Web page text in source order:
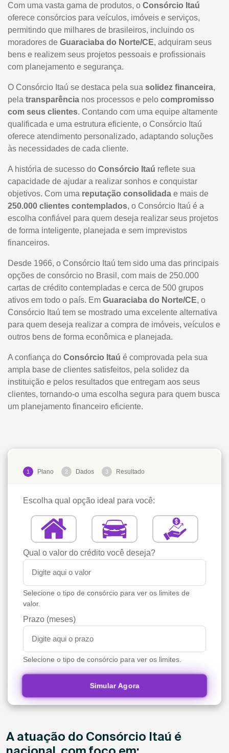
Com uma vasta gama de produtos, o Consórcio Itaú
oferece consórcios para veículos, imóveis e serviços,
permitindo que milhares de brasileiros, incluindo os
moradores de Guaraciaba do Norte/CE, adquiram seus
bens e realizem seus projetos pessoais e profissionais
com planejamento e segurança.
O Consórcio Itaú se destaca pela sua solidez financeira,
pela transparência nos processos e pelo compromisso
com seus clientes. Contando com uma equipe altamente
qualificada e uma estrutura eficiente, o Consórcio Itaú
oferece atendimento personalizado, adaptando soluções
às necessidades de cada cliente.
A história de sucesso do Consórcio Itaú reflete sua
capacidade de ajudar a realizar sonhos e conquistar
objetivos. Com uma reputação consolidada e mais de
250.000 clientes contemplados, o Consórcio Itaú é a
escolha confiável para quem deseja realizar seus projetos
de forma inteligente, planejada e sem imprevistos
financeiros.
Desde 1966, o Consórcio Itaú tem sido uma das principais
opções de consórcio no Brasil, com mais de 250.000
cartas de crédito contempladas e cerca de 500 grupos
ativos em todo o país. Em Guaraciaba do Norte/CE, o
Consórcio Itaú tem se mostrado uma excelente alternativa
para quem deseja realizar a compra de imóveis, veículos e
outros bens de forma econômica e planejada.
A confiança do Consórcio Itaú é comprovada pela sua
ampla base de clientes satisfeitos, pela solidez da
instituição e pelos resultados que entregam aos seus
clientes, tornando-o uma escolha segura para quem busca
um planejamento financeiro eficiente.
1 Plano 2 Dados 3 Resultado
Escolha qual opção ideal para você:
Qual o valor do crédito você deseja?
Selecione o tipo de consórcio para ver os limites de
valor.
Prazo (meses)
Selecione o tipo de consórcio para ver os limites.
Simular Agora
A atuação do Consórcio Itaú é